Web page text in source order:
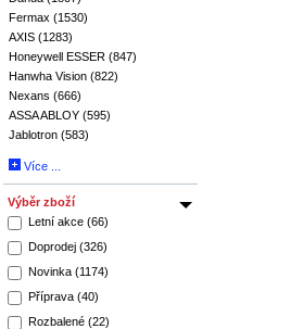
Fermax (1530)
AXIS (1283)
Honeywell ESSER (847)
Hanwha Vision (822)
Nexans (666)
ASSA ABLOY (595)
Jablotron (583)
Více ...
Výběr zboží
Letní akce (66)
Doprodej (326)
Novinka (1174)
Příprava (40)
Rozbalené (22)